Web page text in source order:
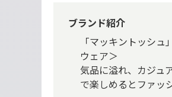
ブランド紹介
「マッキントッシ
ウェア＞
気品に溢れ、カジュ
で楽しめるとファッ